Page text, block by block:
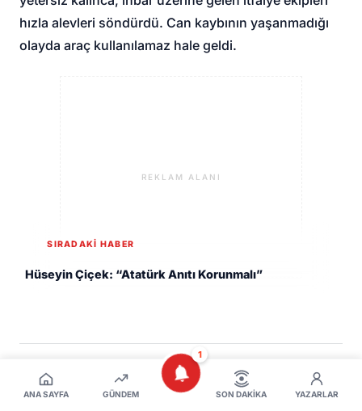
ANA SAYFA GÜNDEM
1
SON DAKIKA YAZARLAR
hızla alevleri söndürdü. Can kaybının yaşanmadığı
olayda araç kullanılamaz hale geldi.
REKLAM ALANI
YORUMLAR (0)
SIRADAKİ HABER
Hüseyin Çiçek: “Atatürk Anıtı Korunmalı”